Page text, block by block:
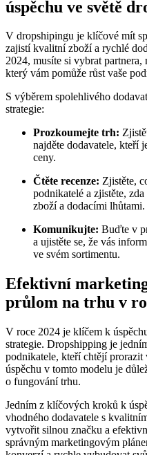
úspěchu ve světě
V dropshipingu je klíčové mít
zajistí kvalitní zboží a rychlé
2024, musíte si vybrat partnera,
který vám pomůže růst vaše
S výběrem spolehlivého
strategie:
Prozkoumejte trh:
najděte dodavatele, kteří
ceny.
Čtěte recenze: Zjistěte,
podnikatelé a zjistěte,
zboží a dodacími lhůtami.
Komunikujte: Buďte v
a ujistěte se, že vás
ve svém sortimentu.
Efektivní
průlom na trhu v
V roce 2024 je klíčem k
strategie. Dropshipping je
podnikatele, kteří chtějí
úspěchu v tomto modelu je
o fungování trhu.
Jedním z klíčových kroků k
vhodného dodavatele s
vytvořit silnou značku a
správným marketingovým